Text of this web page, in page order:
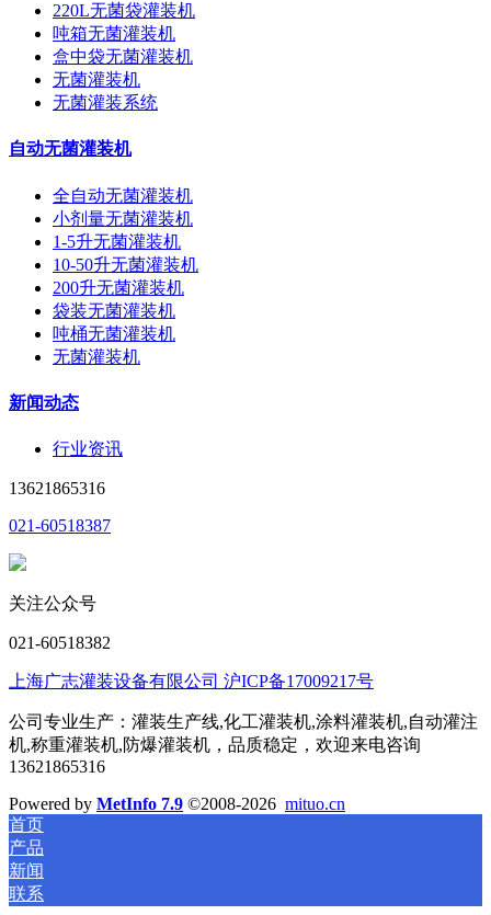
220L无菌袋灌装机
吨箱无菌灌装机
盒中袋无菌灌装机
无菌灌装机
无菌灌装系统
自动无菌灌装机
全自动无菌灌装机
小剂量无菌灌装机
1-5升无菌灌装机
10-50升无菌灌装机
200升无菌灌装机
袋装无菌灌装机
吨桶无菌灌装机
无菌灌装机
新闻动态
行业资讯
13621865316
021-60518387
关注公众号
021-60518382
上海广志灌装设备有限公司 沪ICP备17009217号
公司专业生产：灌装生产线,化工灌装机,涂料灌装机,自动灌注
机,称重灌装机,防爆灌装机，品质稳定，欢迎来电咨询
13621865316
Powered by MetInfo 7.9 ©2008-2026 mituo.cn
首页
产品
新闻
联系